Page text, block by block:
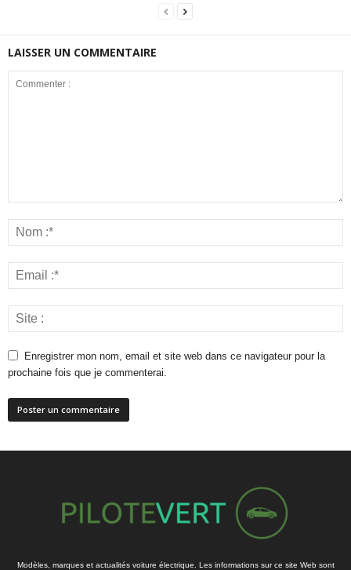
LAISSER UN COMMENTAIRE
Enregistrer mon nom, email et site web dans ce navigateur pour la
prochaine fois que je commenterai.
Modèles, marques et actualités voiture électrique. Les informations sur ce site Web sont